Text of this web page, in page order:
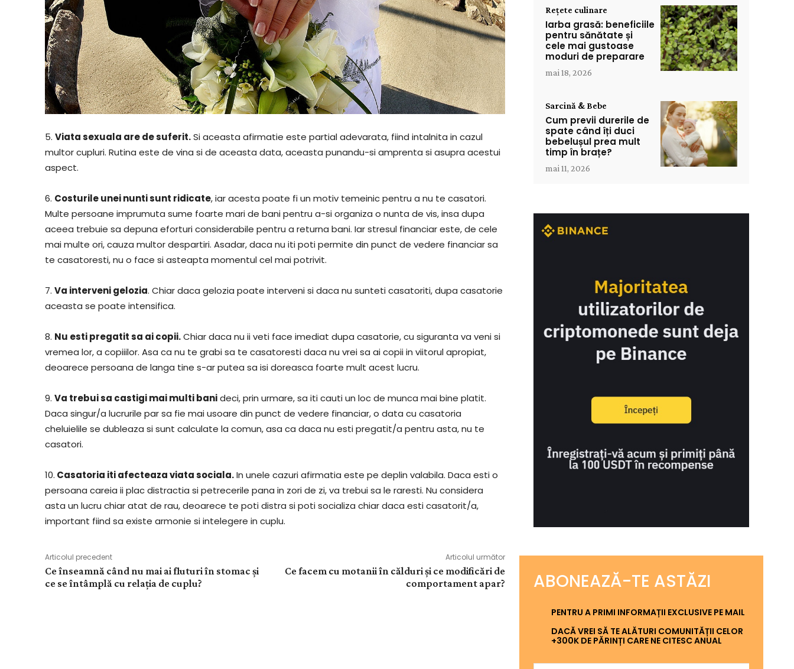
5. Viata sexuala are de suferit.Si aceasta afirmatie este partial adevarata, fiind intalnita in cazul
multor cupluri. Rutina este de vina si de aceasta data, aceasta punandu-si amprenta si asupra acestui
aspect.
6. Costurile unei nunti sunt ridicate, iar acesta poate fi un motiv temeinic pentru a nu te casatori.
Multe persoane imprumuta sume foarte mari de bani pentru a-si organiza o nunta de vis, insa dupa
aceea trebuie sa depuna eforturi considerabile pentru a returna bani. Iar stresul financiar este, de cele
mai multe ori, cauza multor despartiri. Asadar, daca nu iti poti permite din punct de vedere financiar sa
te casatoresti, nu o face si asteapta momentul cel mai potrivit.
7. Va interveni gelozia. Chiar daca gelozia poate interveni si daca nu sunteti casatoriti, dupa casatorie
aceasta se poate intensifica.
8. Nu esti pregatit sa ai copii.Chiar daca nu ii veti face imediat dupa casatorie, cu siguranta va veni si
vremea lor, a copiiilor. Asa ca nu te grabi sa te casatoresti daca nu vrei sa ai copii in viitorul apropiat,
deoarece persoana de langa tine s-ar putea sa isi doreasca foarte mult acest lucru.
9. Va trebui sa castigi mai multi banideci, prin urmare, sa iti cauti un loc de munca mai bine platit.
Daca singur/a lucrurile par sa fie mai usoare din punct de vedere financiar, o data cu casatoria
cheluielile se dubleaza si sunt calculate la comun, asa ca daca nu esti pregatit/a pentru asta, nu te
casatori.
10. Casatoria iti afecteaza viata sociala.In unele cazuri afirmatia este pe deplin valabila. Daca esti o
persoana careia ii plac distractia si petrecerile pana in zori de zi, va trebui sa le raresti. Nu considera
asta un lucru chiar atat de rau, deoarece te poti distra si poti socializa chiar daca esti casatorit/a,
important fiind sa existe armonie si intelegere in cuplu.
Articolul precedent
Ce înseamnă când nu mai ai fluturi în stomac și
ce se întâmplă cu relația de cuplu?
Articolul următor
Ce facem cu motanii în călduri și ce modificări de
comportament apar?
Rețete culinare
Iarba grasă: beneficiile
pentru sănătate și
cele mai gustoase
moduri de preparare
mai 18, 2026
Sarcină & Bebe
Cum previi durerile de
spate când îți duci
bebelușul prea mult
timp în brațe?
mai 11, 2026
ABONEAZĂ-TE ASTĂZI
PENTRU A PRIMI INFORMAȚII EXCLUSIVE PE MAIL
DACĂ VREI SĂ TE ALĂTURI COMUNITĂȚII CELOR
+300K DE PĂRINȚI CARE NE CITESC ANUAL